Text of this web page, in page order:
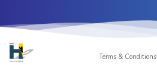
Terms & Conditions